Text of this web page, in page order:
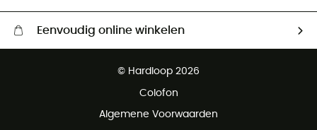
Eenvoudig online winkelen
Gratis retourneren binnen 100 dagen
© Hardloop 2026
Colofon
Algemene Voorwaarden